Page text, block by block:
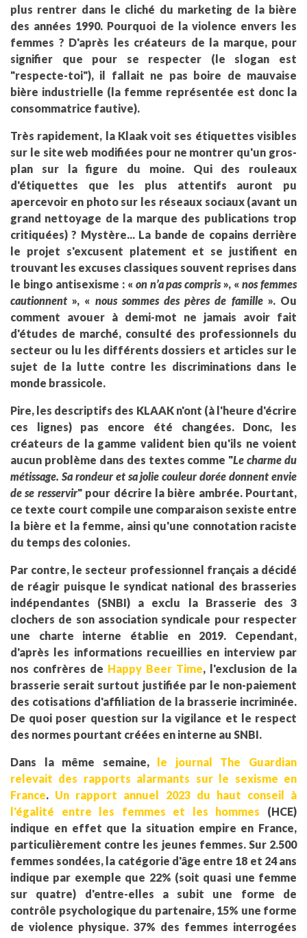
plus rentrer dans le cliché du marketing de la bière
des années 1990. Pourquoi de la violence envers les
femmes ? D'après les créateurs de la marque, pour
signifier que pour se respecter (le slogan est
"respecte-toi"), il fallait ne pas boire de mauvaise
bière industrielle (la femme représentée est donc la
consommatrice fautive).
Très rapidement, la Klaak voit ses étiquettes visibles
sur le site web modifiées pour ne montrer qu'un gros-
plan sur la figure du moine. Qui des rouleaux
d'étiquettes que les plus attentifs auront pu
apercevoir en photo sur les réseaux sociaux (avant un
grand nettoyage de la marque des publications trop
critiquées) ? Mystère... La bande de copains derrière
le projet s'excusent platement et se justifient en
trouvant les excuses classiques souvent reprises dans
le bingo antisexisme : « on n’a pas compris», «nos femmes
cautionnent », « nous sommes des pères de famille». Ou
comment avouer à demi-mot ne jamais avoir fait
d'études de marché, consulté des professionnels du
secteur ou lu les différents dossiers et articles sur le
sujet de la lutte contre les discriminations dans le
monde brassicole.
Pire, les descriptifs des KLAAK n'ont (à l'heure d'écrire
ces lignes) pas encore été changées. Donc, les
créateurs de la gamme valident bien qu'ils ne voient
aucun problème dans des textes comme "Le charme du
métissage. Sa rondeur et sa jolie couleur dorée donnent envie
de se resservir" pour décrire la bière ambrée. Pourtant,
ce texte court compile une comparaison sexiste entre
la bière et la femme, ainsi qu'une connotation raciste
du temps des colonies.
Par contre, le secteur professionnel français a décidé
de réagir puisque le syndicat national des brasseries
indépendantes (SNBI) a exclu la Brasserie des 3
clochers de son association syndicale pour respecter
une charte interne établie en 2019. Cependant,
d'après les informations recueillies en interview par
nos confrères de Happy Beer Time, l'exclusion de la
brasserie serait surtout justifiée par le non-paiement
des cotisations d'affiliation de la brasserie incriminée.
De quoi poser question sur la vigilance et le respect
des normes pourtant créées en interne au SNBI.
Dans la même semaine, le journal The Guardian
relevait des rapports alarmants sur le sexisme en
France. Un rapport annuel 2023 du haut conseil à
l'égalité entre les femmes et les hommes (HCE)
indique en effet que la situation empire en France,
particulièrement contre les jeunes femmes. Sur 2.500
femmes sondées, la catégorie d'âge entre 18 et 24 ans
indique par exemple que 22% (soit quasi une femme
sur quatre) d'entre-elles a subit une forme de
contrôle psychologique du partenaire, 15% une forme
de violence physique. 37% des femmes interrogées